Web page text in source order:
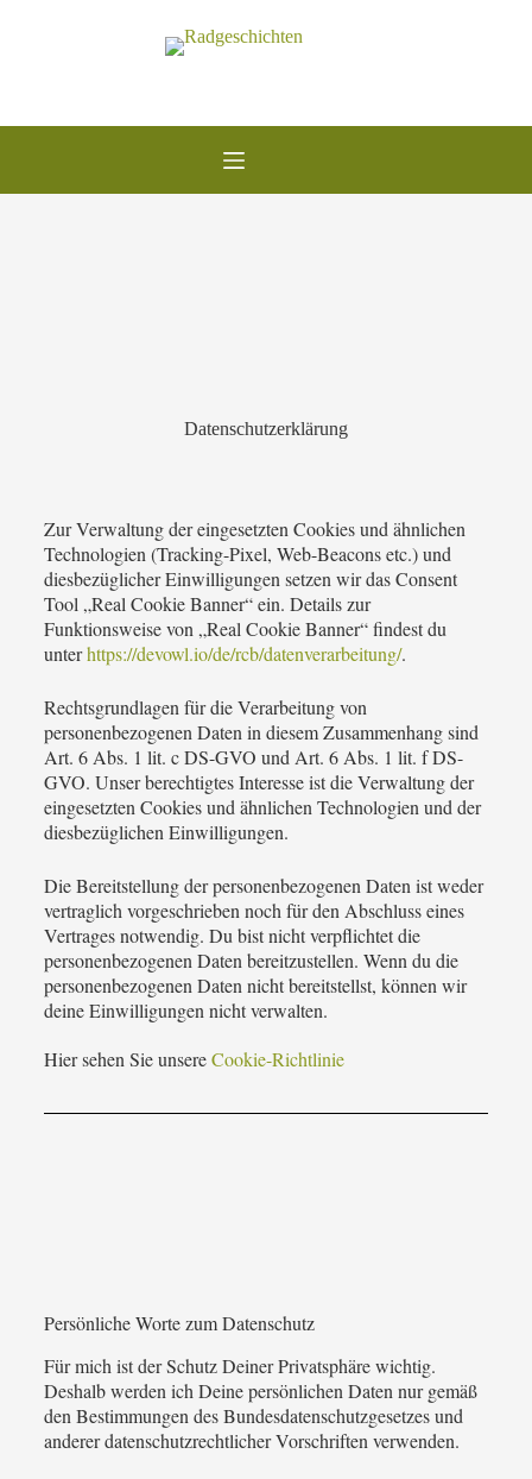
Datenschutzerklärung
Zur Verwaltung der eingesetzten Cookies und ähnlichen
Technologien (Tracking-Pixel, Web-Beacons etc.) und
diesbezüglicher Einwilligungen setzen wir das Consent
Tool „Real Cookie Banner“ ein. Details zur
Funktionsweise von „Real Cookie Banner“ findest du
unterhttps://devowl.io/de/rcb/datenverarbeitung/.
Rechtsgrundlagen für die Verarbeitung von
personenbezogenen Daten in diesem Zusammenhang sind
Art. 6 Abs. 1 lit. c DS-GVO und Art. 6 Abs. 1 lit. f DS-
GVO. Unser berechtigtes Interesse ist die Verwaltung der
eingesetzten Cookies und ähnlichen Technologien und der
diesbezüglichen Einwilligungen.
Die Bereitstellung der personenbezogenen Daten ist weder
vertraglich vorgeschrieben noch für den Abschluss eines
Vertrages notwendig. Du bist nicht verpflichtet die
personenbezogenen Daten bereitzustellen. Wenn du die
personenbezogenen Daten nicht bereitstellst, können wir
deine Einwilligungen nicht verwalten.
Hier sehen Sie unsereCookie-Richtlinie
Persönliche Worte zum Datenschutz
Für mich ist der Schutz Deiner Privatsphäre wichtig.
Deshalb werden ich Deine persönlichen Daten nur gemäß
den Bestimmungen des Bundesdatenschutzgesetzes und
anderer datenschutzrechtlicher Vorschriften verwenden.